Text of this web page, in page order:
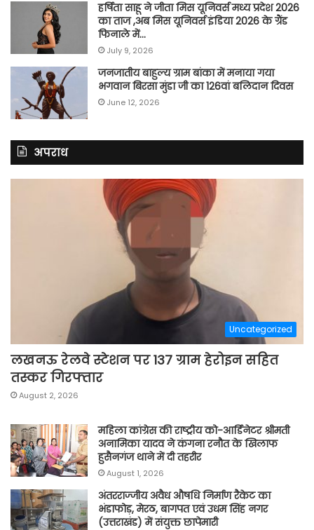
हर्षिता साहू ने जीता मिस यूनिवर्स मध्य प्रदेश 2026
का ताज ,अब मिस यूनिवर्स इंडिया 2026 के ग्रैंड
फिनाले में…
July 9, 2026
जनजातीय बाहुल्य ग्राम बांका में मनाया गया
भगवान बिरसा मुंडा जी का 126वां बलिदान दिवस
June 12, 2026
अपराध
Uncategorized
लखनऊ रेलवे स्टेशन पर 137 ग्राम हेरोइन सहित
तस्कर गिरफ्तार
August 2, 2026
महिला कांग्रेस की राष्ट्रीय को-आर्डिनेटर श्रीमती
अनामिका यादव ने कंगना रनौत के खिलाफ
हुसैनगंज थाने में दी तहरीर
August 1, 2026
अंतरराज्जीय अवैध औषधि निर्माण रैकेट का
भंडाफोड़, मेरठ, बागपत एवं उधम सिंह नगर
(उत्तराखंड) में संयुक्त छापेमारी